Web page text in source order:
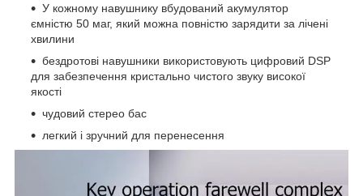
У кожному навушнику вбудований акумулятор
ємністю 50 маг, який можна повністю зарядити за лічені
хвилини
бездротові навушники використовують цифровий DSP
для забезпечення кристально чистого звуку високої
якості
чудовий стерео бас
легкий і зручний для перенесення